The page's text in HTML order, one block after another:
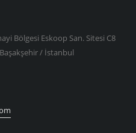
Bölgesi Eskoop San. Sitesi C8
/ İstanbul